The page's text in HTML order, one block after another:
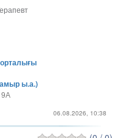
ы.а.)
06.08.2026, 10:38